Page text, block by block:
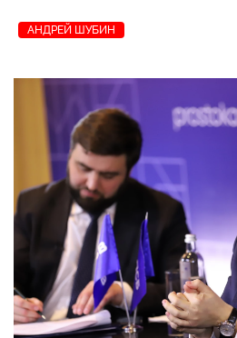
АНДРЕЙ ШУБИН